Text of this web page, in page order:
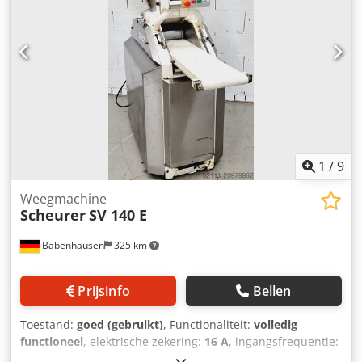
1 /9
Babenhausen 325 km
Weegmachine
ScheurerSV 140 E
Prijsinfo Bellen
Toestand: goed (gebruikt), Functionaliteit: volledig
functioneel, elektrische zekering: 16 A, ingangsfrequentie:
400 V